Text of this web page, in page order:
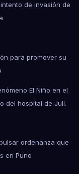
de invasión de
para promover su
El Niño en el
del hospital de Juli.
ordenanza que
en Puno